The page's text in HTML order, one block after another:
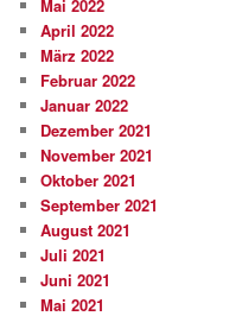
Mai 2022
April 2022
März 2022
Februar 2022
Januar 2022
Dezember 2021
November 2021
Oktober 2021
September 2021
August 2021
Juli 2021
Juni 2021
Mai 2021